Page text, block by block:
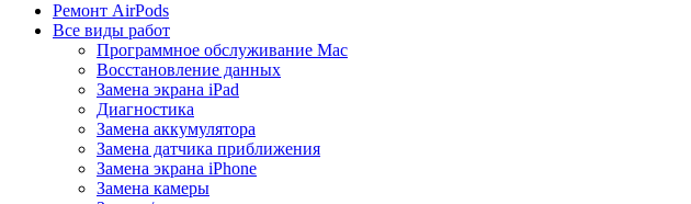
Ремонт AirPods
Все виды работ
Программное обслуживание Mac
Восстановление данных
Замена экрана iPad
Диагностика
Замена аккумулятора
Замена датчика приближения
Замена экрана iPhone
Замена камеры